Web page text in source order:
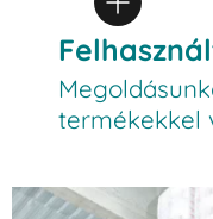
termékekkel